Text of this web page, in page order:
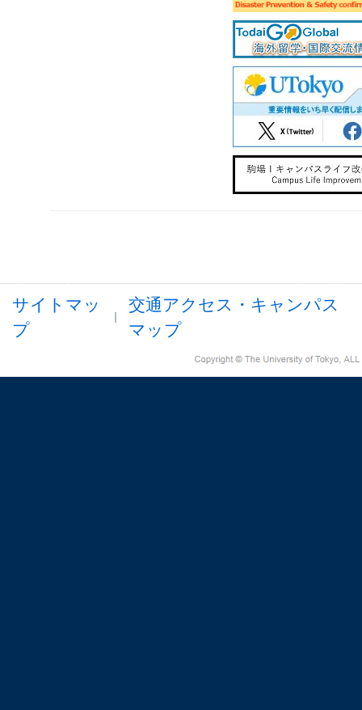
サイトマッ
プ
交通アクセス・キャンパス
マップ